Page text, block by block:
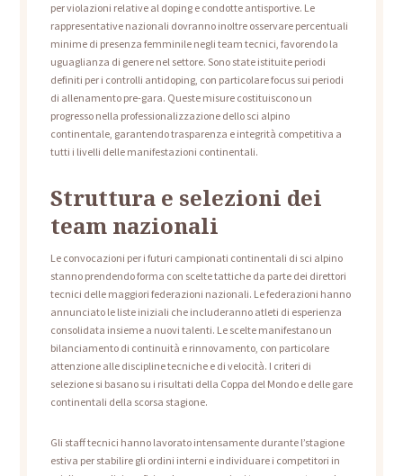
per violazioni relative al doping e condotte antisportive. Le
rappresentative nazionali dovranno inoltre osservare percentuali
minime di presenza femminile negli team tecnici, favorendo la
uguaglianza di genere nel settore. Sono state istituite periodi
definiti per i controlli antidoping, con particolare focus sui periodi
di allenamento pre-gara. Queste misure costituiscono un
progresso nella professionalizzazione dello sci alpino
continentale, garantendo trasparenza e integrità competitiva a
tutti i livelli delle manifestazioni continentali.
Struttura e selezioni dei
team nazionali
Le convocazioni per i futuri campionati continentali di sci alpino
stanno prendendo forma con scelte tattiche da parte dei direttori
tecnici delle maggiori federazioni nazionali. Le federazioni hanno
annunciato le liste iniziali che includeranno atleti di esperienza
consolidata insieme a nuovi talenti. Le scelte manifestano un
bilanciamento di continuità e rinnovamento, con particolare
attenzione alle discipline tecniche e di velocità. I criteri di
selezione si basano su i risultati della Coppa del Mondo e delle gare
continentali della scorsa stagione.
Gli staff tecnici hanno lavorato intensamente durante l’stagione
estiva per stabilire gli ordini interni e individuare i competitori in